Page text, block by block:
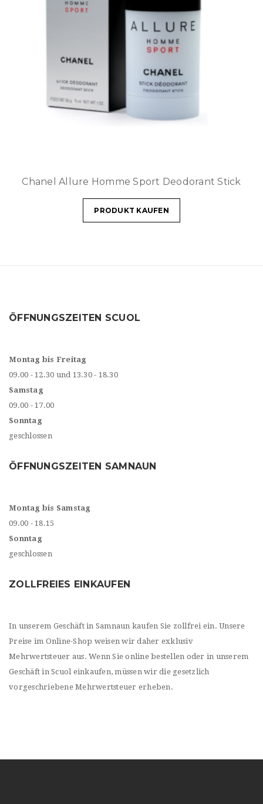
Chanel Allure Homme Sport Deodorant Stick
PRODUKT KAUFEN
ÖFFNUNGSZEITEN SCUOL
Montag bis Freitag
09.00 - 12.30 und 13.30 - 18.30
Samstag
09.00 - 17.00
Sonntag
geschlossen
ÖFFNUNGSZEITEN SAMNAUN
Montag bis Samstag
09.00 - 18.15
Sonntag
geschlossen
ZOLLFREIES EINKAUFEN
In unserem Geschäft in Samnaun kaufen Sie zollfrei ein. Unsere
Preise im Online-Shop weisen wir daher exklusiv
Mehrwertsteuer aus. Wenn Sie online bestellen oder in unserem
Geschäft in Scuol einkaufen, müssen wir die gesetzlich
vorgeschriebene Mehrwertsteuer erheben.